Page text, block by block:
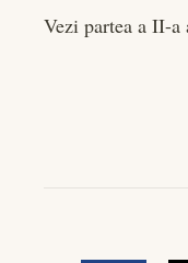
Vezi partea a II-